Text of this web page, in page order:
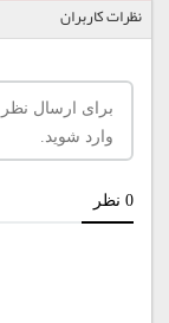
نظرات کاربران